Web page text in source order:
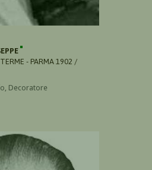
- PARMA 1902 /
Decoratore